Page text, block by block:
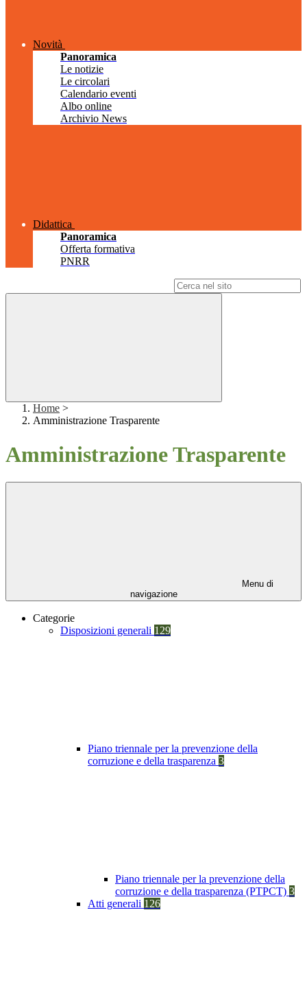
Novità
Panoramica
Le notizie
Le circolari
Calendario eventi
Albo online
Archivio News
Didattica
Panoramica
Offerta formativa
PNRR
Home >
Amministrazione Trasparente
Amministrazione Trasparente
Menu di
navigazione
Categorie
Disposizioni generali 129
Piano triennale per la prevenzione della
corruzione e della trasparenza 3
Piano triennale per la prevenzione della
corruzione e della trasparenza (PTPCT) 3
Atti generali 126